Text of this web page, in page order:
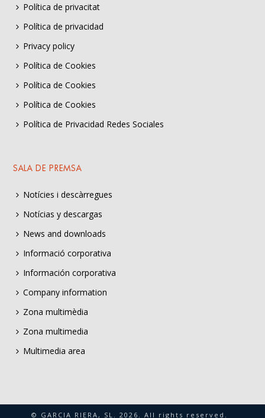
Política de privacitat
Política de privacidad
Privacy policy
Política de Cookies
Política de Cookies
Política de Cookies
Política de Privacidad Redes Sociales
SALA DE PREMSA
Notícies i descàrregues
Notícias y descargas
News and downloads
Informació corporativa
Información corporativa
Company information
Zona multimèdia
Zona multimedia
Multimedia area
© GARCIA RIERA, SL. 2026 . All rights reserved.